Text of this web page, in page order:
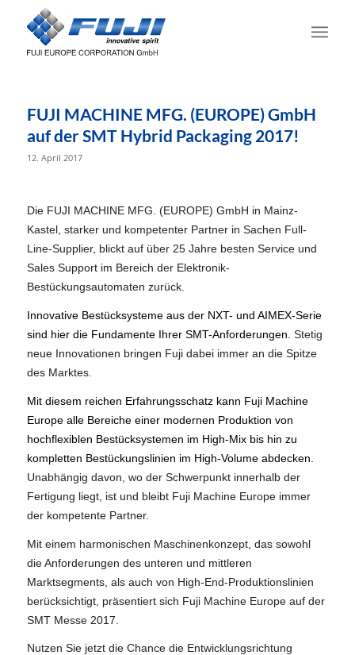
FUJI MACHINE MFG. (EUROPE) GmbH
auf der SMT Hybrid Packaging 2017!
12. April 2017
Die FUJI MACHINE MFG. (EUROPE) GmbH in Mainz-
Kastel, starker und kompetenter Partner in Sachen Full-
Line-Supplier, blickt auf über 25 Jahre besten Service und
Sales Support im Bereich der Elektronik-
Bestückungsautomaten zurück.
Innovative Bestücksysteme aus der NXT- und AIMEX-Serie
sind hier die Fundamente Ihrer SMT-Anforderungen. Stetig
neue Innovationen bringen Fuji dabei immer an die Spitze
des Marktes.
Mit diesem reichen Erfahrungsschatz kann Fuji Machine
Europe alle Bereiche einer modernen Produktion von
hochflexiblen Bestücksystemen im High-Mix bis hin zu
kompletten Bestückungslinien im High-Volume abdecken.
Unabhängig davon, wo der Schwerpunkt innerhalb der
Fertigung liegt, ist und bleibt Fuji Machine Europe immer
der kompetente Partner.
Mit einem harmonischen Maschinenkonzept, das sowohl
die Anforderungen des unteren und mittleren
Marktsegments, als auch von High-End-Produktionslinien
berücksichtigt, präsentiert sich Fuji Machine Europe auf der
SMT Messe 2017.
Nutzen Sie jetzt die Chance die Entwicklungsrichtung